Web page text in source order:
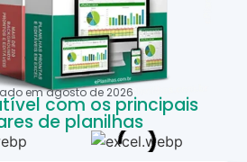
emagostode 2026
com os principais
de planilhas